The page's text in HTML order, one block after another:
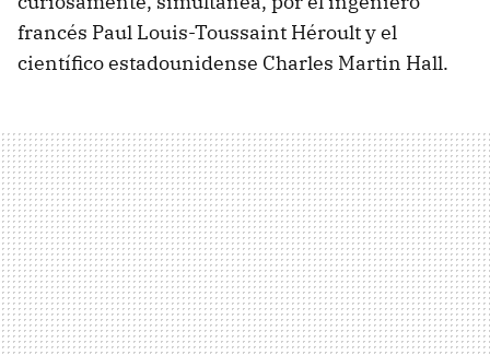
francés Paul Louis-Toussaint Héroult y el
científico estadounidense Charles Martin Hall.